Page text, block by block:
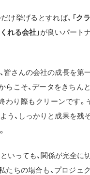
け挙げるとすれば、「 ク
れる会社 」が良いパート
皆さんの会社の成長を第
らこそ、データをきちん
わり際もクリーンです。
う、しっかりと成果を残
といっても、関係が完全に
たちの場合も、プロジェ